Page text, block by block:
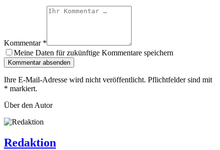
Kommentar *
Meine Daten für zukünftige Kommentare speichern
Kommentar absenden
Ihre E-Mail-Adresse wird nicht veröffentlicht. Pflichtfelder sind mit
* markiert.
Über den Autor
Redaktion